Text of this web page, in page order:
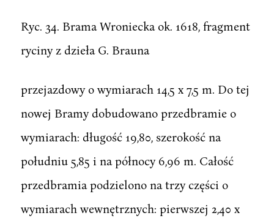
Ryc. 34. Brama Wroniecka ok. 1618, fragment
ryciny z dzieła G. Brauna
przejazdowy o wymiarach 14,5 x 7,5 m. Do tej
nowej Bramy dobudowano przedbramie o
wymiarach: długość 19,80, szerokość na
południu 5,85 i na północy 6,96 m. Całość
przedbramia podzielono na trzy części o
wymiarach wewnętrznych: pierwszej 2,40 x